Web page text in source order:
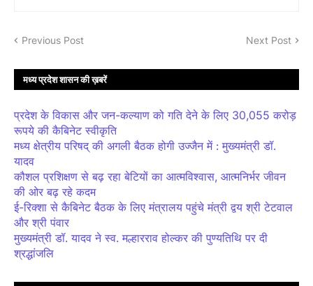
Previous Post Next Post
मध्य प्रदेश शासन की ख़बरें
प्रदेश के विकास और जन-कल्याण को गति देने के लिए 30,055 करोड़
रूपये की कैबिनेट स्वीकृति
मध्य क्षेत्रीय परिषद् की अगली बैठक होगी उज्जैन में : मुख्यमंत्री डॉ.
यादव
कौशल प्रशिक्षण से बढ़ रहा बेटियों का आत्मविश्वास, आत्मनिर्भर जीवन
की ओर बढ़ रहे कदम
ई-रिक्शा से कैबिनेट बैठक के लिए मंत्रालय पहुंचे मंत्री द्वय श्री टेटवाल
और श्री पंवार
मुख्यमंत्री डॉ. यादव ने स्व. मल्हारराव होल्कर की पुण्यतिथि पर दी
श्रद्धांजलि